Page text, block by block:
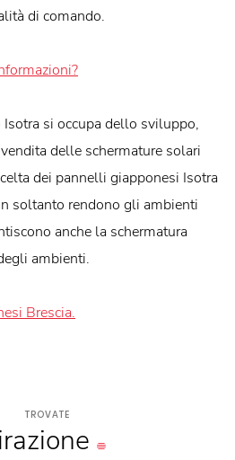
di comando.
si occupa dello sviluppo,
delle schermature solari
dei pannelli giapponesi Isotra
soltanto rendono gli ambienti
anche la schermatura
ambienti.
Brescia.
TROVATE